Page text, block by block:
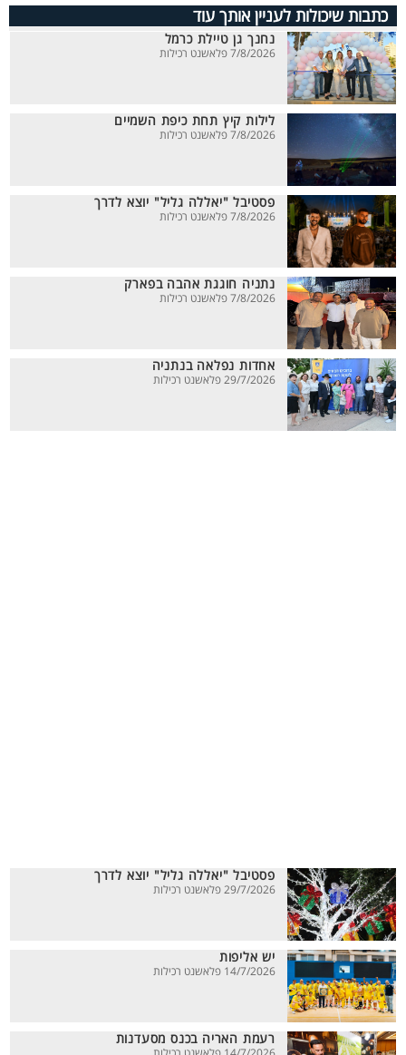
כתבות שיכולות לעניין אותך עוד
נחנך גן טיילת כרמל
7/8/2026 פלאשנט רכילות
לילות קיץ תחת כיפת השמיים
7/8/2026 פלאשנט רכילות
פסטיבל "יאללה גליל" יוצא לדרך
7/8/2026 פלאשנט רכילות
נתניה חוגגת אהבה בפארק
7/8/2026 פלאשנט רכילות
אחדות נפלאה בנתניה
29/7/2026 פלאשנט רכילות
פסטיבל "יאללה גליל" יוצא לדרך
29/7/2026 פלאשנט רכילות
יש אליפות
14/7/2026 פלאשנט רכילות
רעמת האריה בכנס מסעדנות